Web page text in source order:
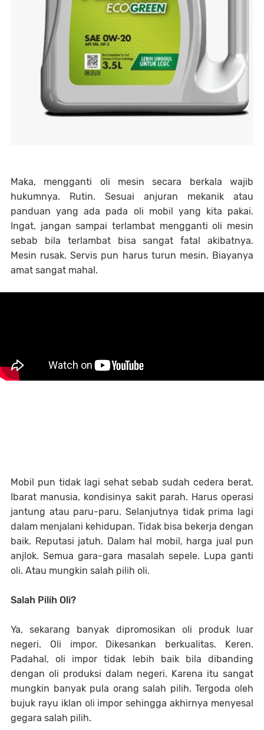
Maka, mengganti oli mesin secara berkala wajib
hukumnya. Rutin. Sesuai anjuran mekanik atau
panduan yang ada pada oli mobil yang kita pakai.
Ingat, jangan sampai terlambat mengganti oli mesin
sebab bila terlambat bisa sangat fatal akibatnya.
Mesin rusak. Servis pun harus turun mesin. Biayanya
amat sangat mahal.
Mobil pun tidak lagi sehat sebab sudah cedera berat.
Ibarat manusia, kondisinya sakit parah. Harus operasi
jantung atau paru-paru. Selanjutnya tidak prima lagi
dalam menjalani kehidupan. Tidak bisa bekerja dengan
baik. Reputasi jatuh. Dalam hal mobil, harga jual pun
anjlok. Semua gara-gara masalah sepele. Lupa ganti
oli. Atau mungkin salah pilih oli.
Salah Pilih Oli?
Ya, sekarang banyak dipromosikan oli produk luar
negeri. Oli impor. Dikesankan berkualitas. Keren.
Padahal, oli impor tidak lebih baik bila dibanding
dengan oli produksi dalam negeri. Karena itu sangat
mungkin banyak pula orang salah pilih. Tergoda oleh
bujuk rayu iklan oli impor sehingga akhirnya menyesal
gegara salah pilih.